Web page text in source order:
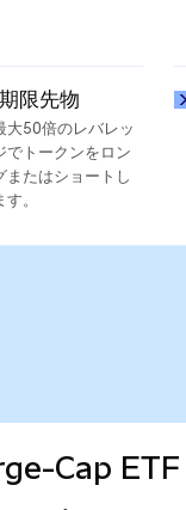
限先物
大50倍のレバレッ
でトークンをロン
またはショートし
す。
Cap ETF